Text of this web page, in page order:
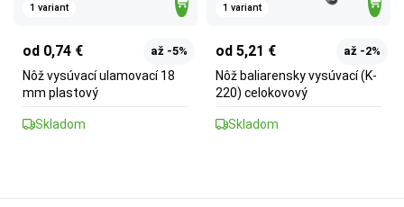
1 variant
od 0,74 € až -5%
Nôž vysúvací ulamovací 18
mm plastový
Skladom
1 variant
od 5,21 € až -2%
Nôž baliarensky vysúvací (K-
220) celokovový
Skladom